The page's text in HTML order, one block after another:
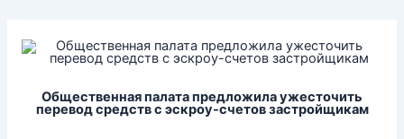
Общественная палата предложила ужесточить
перевод средств с эскроу-счетов застройщикам